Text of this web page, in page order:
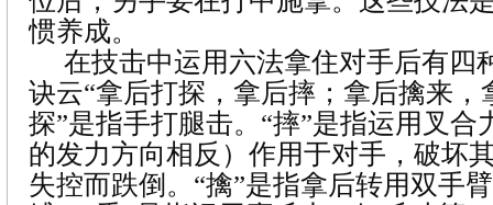
惯养成。
在技击中运用六法拿住对手后有四
诀云“拿后打探，拿后摔；拿后擒来，
探”是指手打腿击。“摔”是指运用叉合
的发力方向相反）作用于对手，破坏
失控而跌倒。“擒”是指拿后转用双手